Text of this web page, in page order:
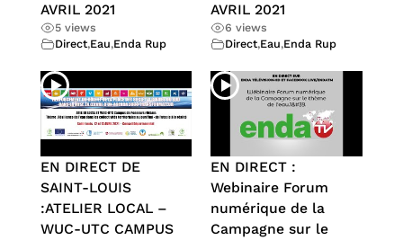
AVRIL 2021
5 views
Direct,Eau,Enda Rup
AVRIL 2021
6 views
Direct,Eau,Enda Rup
EN DIRECT DE
SAINT-LOUIS
:ATELIER LOCAL –
WUC-UTC CAMPUS
EN DIRECT :
Webinaire Forum
numérique de la
Campagne sur le